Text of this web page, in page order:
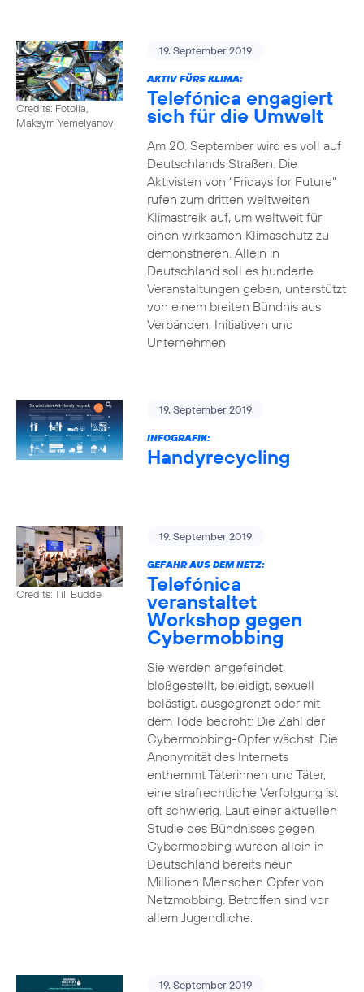
Credits: Fotolia,
Maksym Yemelyanov
19. September 2019
AKTIV FÜRS KLIMA:
Telefónica engagiert
sich für die Umwelt
Am 20. September wird es voll auf
Deutschlands Straßen. Die
Aktivisten von “Fridays for Future”
rufen zum dritten weltweiten
Klimastreik auf, um weltweit für
einen wirksamen Klimaschutz zu
demonstrieren. Allein in
Deutschland soll es hunderte
Veranstaltungen geben, unterstützt
von einem breiten Bündnis aus
Verbänden, Initiativen und
Unternehmen.
19. September 2019
INFOGRAFIK:
Handyrecycling
Credits: Till Budde
19. September 2019
GEFAHR AUS DEM NETZ:
Telefónica
veranstaltet
Workshop gegen
Cybermobbing
Sie werden angefeindet,
bloßgestellt, beleidigt, sexuell
belästigt, ausgegrenzt oder mit
dem Tode bedroht: Die Zahl der
Cybermobbing-Opfer wächst. Die
Anonymität des Internets
enthemmt Täterinnen und Täter,
eine strafrechtliche Verfolgung ist
oft schwierig. Laut einer aktuellen
Studie des Bündnisses gegen
Cybermobbing wurden allein in
Deutschland bereits neun
Millionen Menschen Opfer von
Netzmobbing. Betroffen sind vor
allem Jugendliche.
19. September 2019